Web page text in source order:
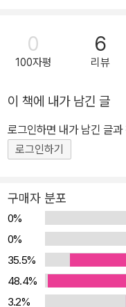
고 있지요. 또한 간단한
한 소방차, 화재 진압과 구
의 내부, 그리고 각종 재난
를 한눈에 들여다볼 수 있답니다. 소방관이 불만 끄는 게
건물에 불이 났을 때, 교통
가던 사람이 갑자기 쓰러졌
19에 전화하는 걸 떠올릴
과 일상에 위협이 닥쳤을
하곤 해요. 그리고 전화를
는 분들을 통틀어 ‘소방관
온 신고 전화는 약 1,150
다 한 번씩 전화가 울린 꼴
0
100자평
6
리뷰
이 책에 내가 남긴 글
로그인하면 내가 남긴 글
로그인하기
구매자 분포
0%
0%
35.5%
48.4%
3.2%